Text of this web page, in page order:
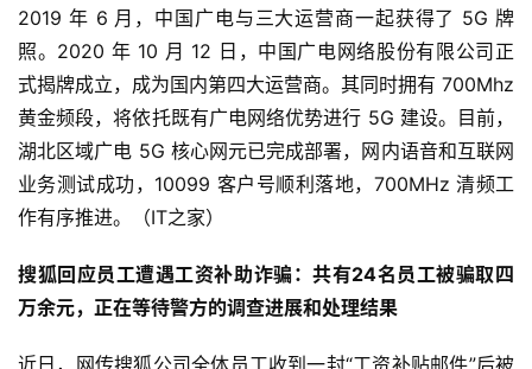
2019 年 6 月，中国广电与三大运营商一起获得了 5G 牌
照。2020 年 10 月 12 日，中国广电网络股份有限公司正
式揭牌成立，成为国内第四大运营商。其同时拥有 700Mhz
黄金频段，将依托既有广电网络优势进行 5G 建设。目前，
湖北区域广电 5G 核心网元已完成部署，网内语音和互联网
业务测试成功，10099 客户号顺利落地，700MHz 清频工
作有序推进。（IT之家）
搜狐回应员工遭遇工资补助诈骗：共有24名员工被骗取四
万余元，正在等待警方的调查进展和处理结果
近日，网传搜狐公司全体员工收到一封“工资补贴邮件”后被